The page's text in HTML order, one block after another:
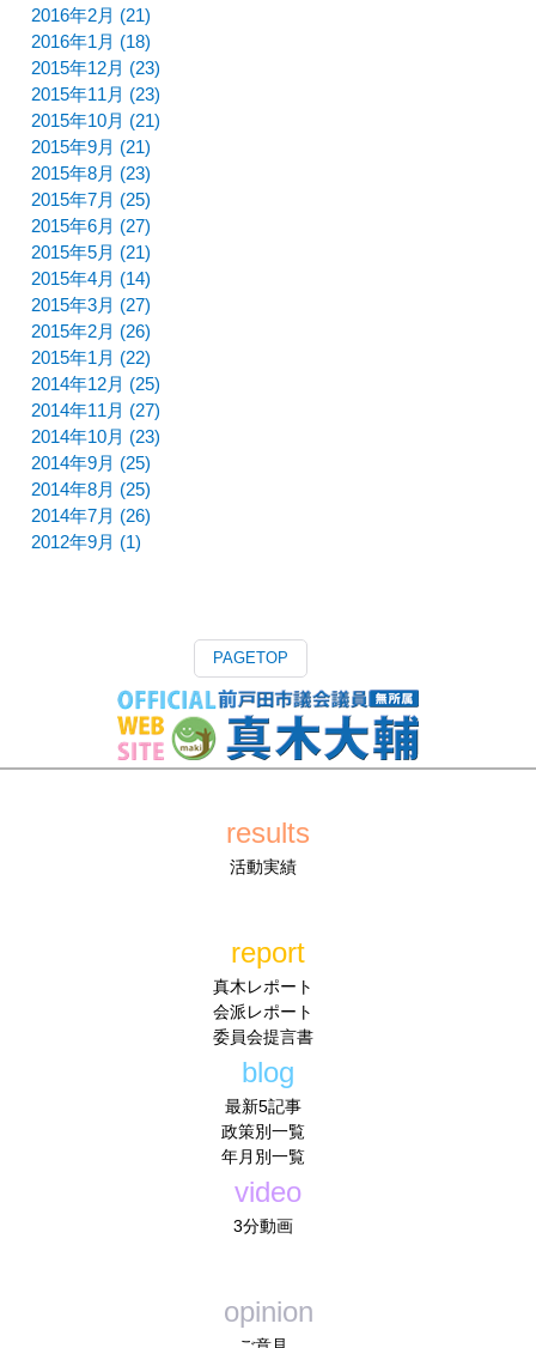
2016年2月 (21)
2016年1月 (18)
2015年12月 (23)
2015年11月 (23)
2015年10月 (21)
2015年9月 (21)
2015年8月 (23)
2015年7月 (25)
2015年6月 (27)
2015年5月 (21)
2015年4月 (14)
2015年3月 (27)
2015年2月 (26)
2015年1月 (22)
2014年12月 (25)
2014年11月 (27)
2014年10月 (23)
2014年9月 (25)
2014年8月 (25)
2014年7月 (26)
2012年9月 (1)
PAGETOP
results
活動実績
report
真木レポート
会派レポート
委員会提言書
blog
最新5記事
政策別一覧
年月別一覧
video
3分動画
opinion